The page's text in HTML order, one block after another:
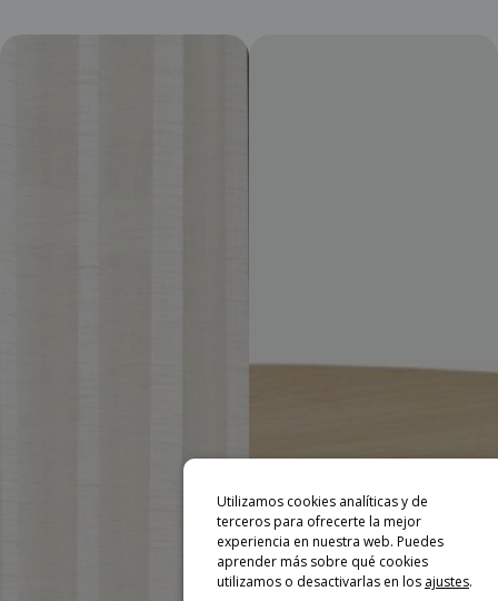
Utilizamos cookies analíticas y de
terceros para ofrecerte la mejor
experiencia en nuestra web. Puedes
aprender más sobre qué cookies
utilizamos o desactivarlas en los ajustes.